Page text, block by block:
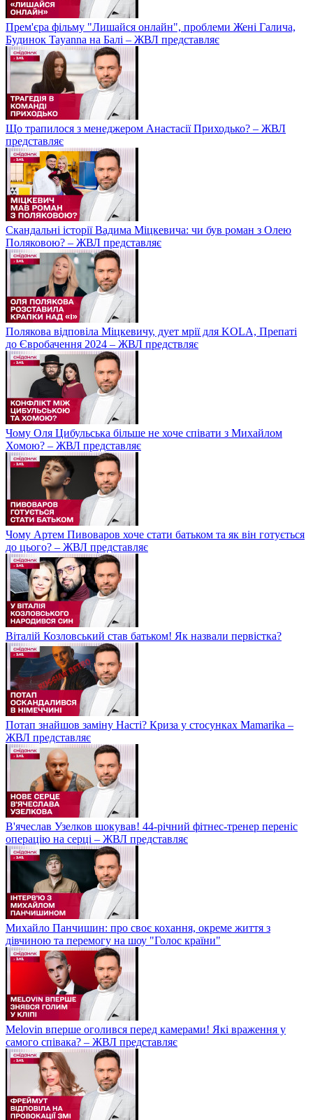
Прем'єра фільму "Лишайся онлайн", проблеми Жені Галича,
Будинок Tayanna на Балі – ЖВЛ представляє
Що трапилося з менеджером Анастасії Приходько? – ЖВЛ
представляє
Скандальні історії Вадима Міцкевича: чи був роман з Олею
Поляковою? – ЖВЛ представляє
Полякова відповіла Міцкевичу, дует мрії для KOLA, Препаті
до Євробачення 2024 – ЖВЛ предствляє
Чому Оля Цибульська більше не хоче співати з Михайлом
Хомою? – ЖВЛ представляє
Чому Артем Пивоваров хоче стати батьком та як він готується
до цього? – ЖВЛ представляє
Віталій Козловський став батьком! Як назвали первістка?
Потап знайшов заміну Насті? Криза у стосунках Mamarika –
ЖВЛ представляє
В'ячеслав Узелков шокував! 44-річний фітнес-тренер переніс
операцію на серці – ЖВЛ представляє
Михайло Панчишин: про своє кохання, окреме життя з
дівчиною та перемогу на шоу "Голос країни"
Melovin вперше оголився перед камерами! Які враження у
самого співака? – ЖВЛ представляє